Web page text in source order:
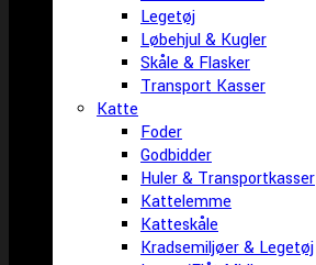
Legetøj
Løbehjul & Kugler
Skåle & Flasker
Transport Kasser
Katte
Foder
Godbidder
Huler & Transportkasser
Kattelemme
Katteskåle
Kradsemiljøer & Legetøj